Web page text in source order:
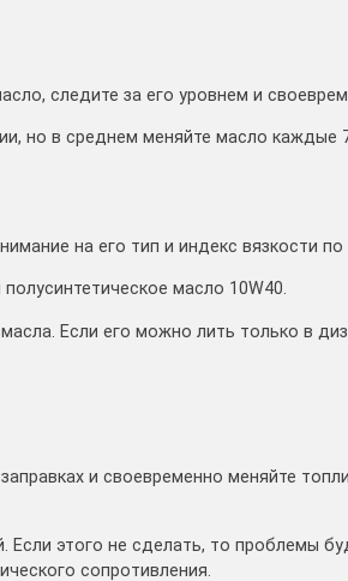
следите за его уровнем и
но в среднем меняйте масло каждые
на его тип и индекс вязкости по
масло 10W40.
Если его можно лить только в
и своевременно меняйте
Если этого не сделать, то проблемы
сопротивления.